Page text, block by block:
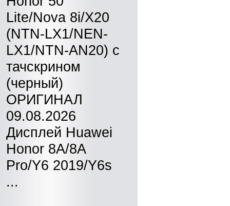
Lite/Nova 8i/X20
(NTN-LX1/NEN-
LX1/NTN-AN20) с
тачскрином
(черный)
ОРИГИНАЛ
09.08.2026
Дисплей Huawei
Honor 8A/8A
Pro/Y6 2019/Y6s
...